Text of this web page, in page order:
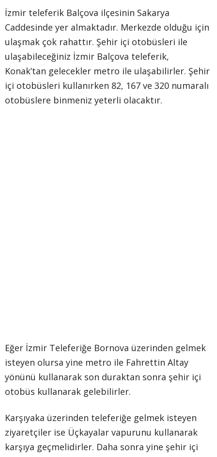
İzmir teleferik Balçova ilçesinin Sakarya
Caddesinde yer almaktadır. Merkezde olduğu için
ulaşmak çok rahattır. Şehir içi otobüsleri ile
ulaşabileceğiniz İzmir Balçova teleferik,
Konak’tan gelecekler metro ile ulaşabilirler. Şehir
içi otobüsleri kullanırken 82, 167 ve 320 numaralı
otobüslere binmeniz yeterli olacaktır.
Eğer İzmir Teleferiğe Bornova üzerinden gelmek
isteyen olursa yine metro ile Fahrettin Altay
yönünü kullanarak son duraktan sonra şehir içi
otobüs kullanarak gelebilirler.
Karşıyaka üzerinden teleferiğe gelmek isteyen
ziyaretçiler ise Üçkayalar vapurunu kullanarak
karşıya geçmelidirler. Daha sonra yine şehir içi